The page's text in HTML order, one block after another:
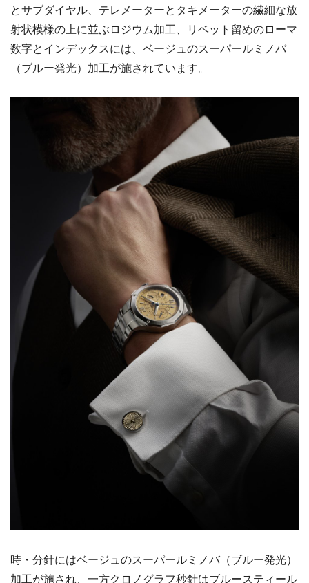
とサブダイヤル、テレメーターとタキメーターの繊細な放
射状模様の上に並ぶロジウム加工、リベット留めのローマ
数字とインデックスには、ベージュのスーパールミノバ
（ブルー発光）加工が施されています。
時・分針にはベージュのスーパールミノバ（ブルー発光）
加工が施され、一方クロノグラフ秒針はブルースティール